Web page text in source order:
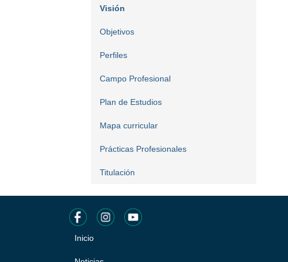
Visión
Objetivos
Perfiles
Campo Profesional
Plan de Estudios
Mapa curricular
Prácticas Profesionales
Titulación
Pie
Inicio